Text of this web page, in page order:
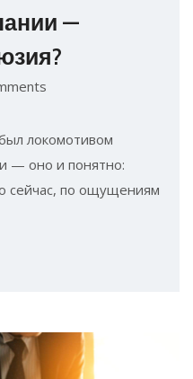
—
локомотивом
— оно и понятно:
сейчас, по ощущениям